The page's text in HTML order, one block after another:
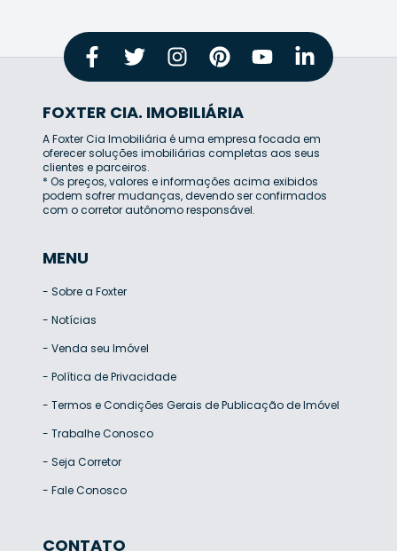
FOXTER CIA. IMOBILIÁRIA
A Foxter Cia Imobiliária é uma empresa focada em
oferecer soluções imobiliárias completas aos seus
clientes e parceiros.
* Os preços, valores e informações acima exibidos
podem sofrer mudanças, devendo ser confirmados
com o corretor autônomo responsável.
MENU
- Sobre a Foxter
- Notícias
- Venda seu Imóvel
- Política de Privacidade
- Termos e Condições Gerais de Publicação de Imóvel
- Trabalhe Conosco
- Seja Corretor
- Fale Conosco
CONTATO